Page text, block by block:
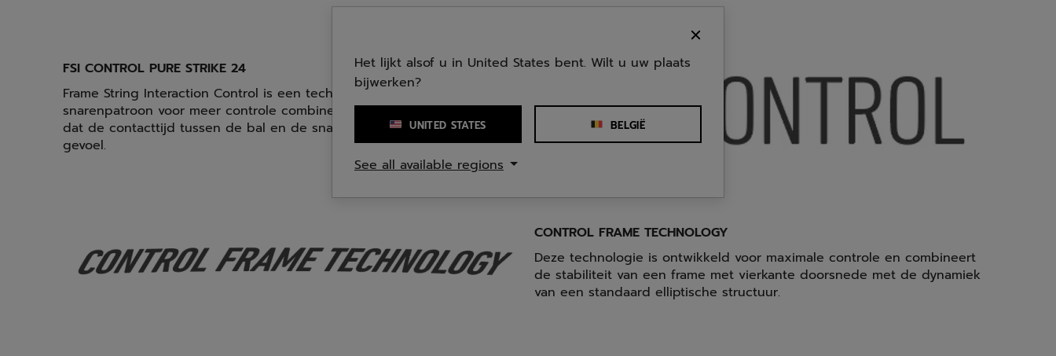
FSI CONTROL PURE STRIKE 24
Frame String Interaction Control is een technologie die een strak
snarenpatroon voor meer controle combineert met een Woofer systeem
dat de contacttijd tussen de bal en de snaren verhoogt voor meer
gevoel.
CONTROL FRAME TECHNOLOGY
Deze technologie is ontwikkeld voor maximale controle en combineert
de stabiliteit van een frame met vierkante doorsnede met de dynamiek
van een standaard elliptische structuur.
Het lijkt alsof u in United States bent. Wilt u uw plaats
bijwerken?
UNITED STATES BELGIË
See all available regions